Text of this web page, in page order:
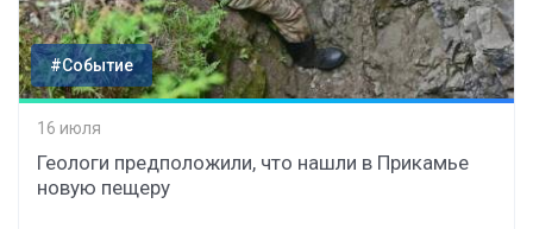
#Событие
16 июля
Геологи предположили, что нашли в Прикамье
новую пещеру